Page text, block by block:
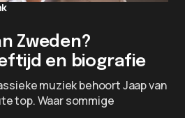
Zweden?
en biografie
muziek behoort Jaap van
top. Waar sommige